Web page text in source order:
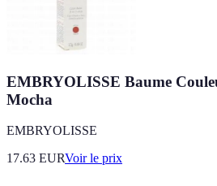
EMBRYOLISSE Baume
Mocha
EMBRYOLISSE
17.63 EURVoir le prix